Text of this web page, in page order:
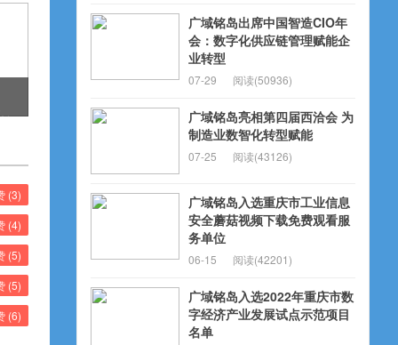
(3)
(4)
(5)
(5)
(6)
广域铭岛出席中国智造CIO年
会：数字化供应链管理赋能企
业转型
07-29 阅读(50936)
广域铭岛亮相第四届西洽会 为
制造业数智化转型赋能
07-25 阅读(43126)
广域铭岛入选重庆市工业信息
安全蘑菇视频下载免费观看服
务单位
06-15 阅读(42201)
广域铭岛入选2022年重庆市数
字经济产业发展试点示范项目
名单